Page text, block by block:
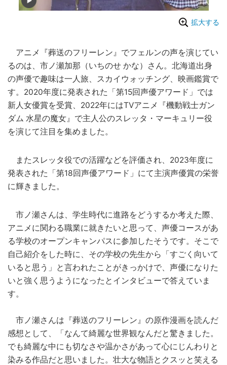
拡大する
アニメ『葬送のフリーレン』でフェルンの声を演じてい
るのは、市ノ瀬加那（いちのせ かな）さん。北海道出身
の声優で趣味は一人旅、スカイウォッチング、映画鑑賞で
す。2020年度に発表された「第15回声優アワード」では
新人女優賞を受賞、2022年にはTVアニメ『機動戦士ガン
ダム 水星の魔女』で主人公のスレッタ・マーキュリー役
を演じて注目を集めました。
またスレッタ役での活躍などを評価され、2023年度に
発表された「第18回声優アワード」にて主演声優賞の栄誉
に輝きました。
市ノ瀬さんは、学生時代に進路をどうするか考えた際、
アニメに関わる職業に就きたいと思って、声優コースがあ
る学校のオープンキャンパスに参加したそうです。そこで
自己紹介をした時に、その学校の先生から「すごく向いて
いると思う」と言われたことがきっかけで、声優になりた
いと強く思うようになったとインタビューで答えていま
す。
市ノ瀬さんは『葬送のフリーレン』の原作漫画を読んだ
感想として、「なんて綺麗な世界観なんだと驚きました。
でも綺麗な中にも切なさや温かさがあって心にじんわりと
染みる作品だと思いました。壮大な物語とクスッと笑える